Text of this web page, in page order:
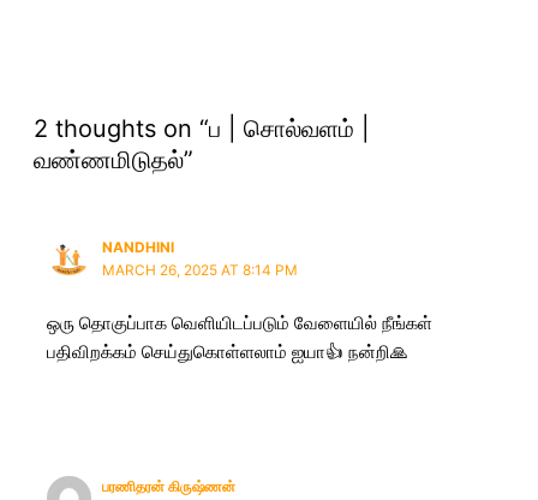
2 thoughts on “ப | சொல்வளம் |
வண்ணமிடுதல்”
NANDHINI
MARCH 26, 2025 AT 8:14 PM
ஒரு தொகுப்பாக வெளியிடப்படும் வேளையில் நீங்கள்
பதிவிறக்கம் செய்துகொள்ளலாம் ஐயா👍 நன்றி🙏
பரணிதரன் கிருஷ்ணன்